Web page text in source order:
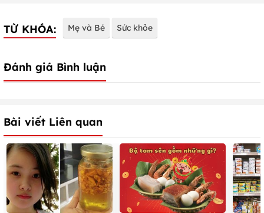
TỪ KHÓA: Mẹ và Bé Sức khỏe
Đánh giá Bình luận
Bài viết Liên quan